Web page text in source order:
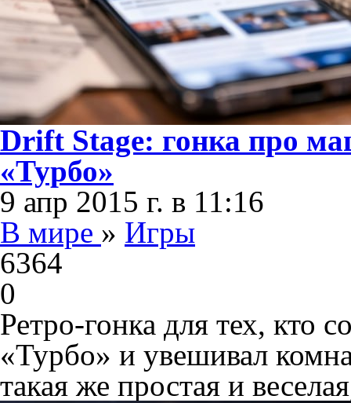
Drift Stage: гонка про
«Турбо»
9 апр 2015 г. в 11:16
В мире » Игры
6364
0
Ретро-гонка для тех, кто
«Турбо» и увешивал
такая же простая и